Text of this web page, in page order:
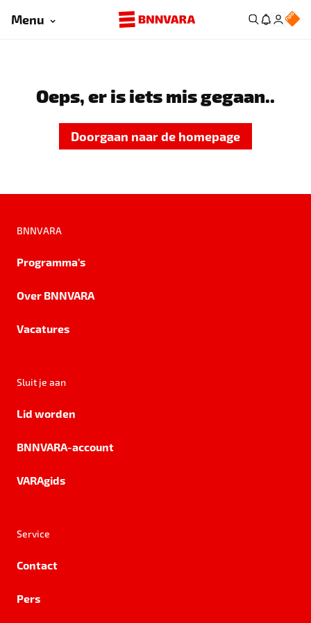
Menu
Oeps, er is iets mis gegaan..
Doorgaan naar de homepage
BNNVARA
Programma's
Over BNNVARA
Vacatures
Sluit je aan
Lid worden
BNNVARA-account
VARAgids
Service
Contact
Pers